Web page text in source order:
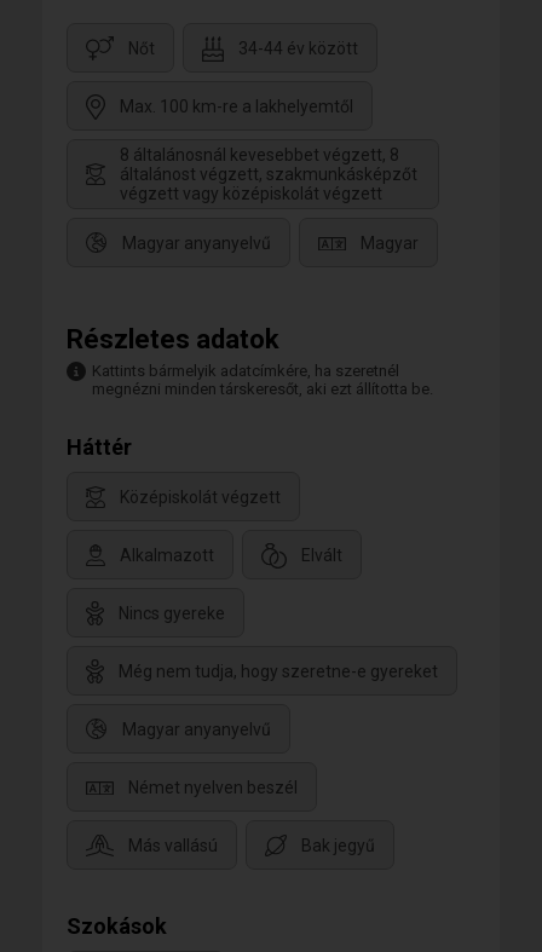
Nőt 34-44 év között
Max. 100 km-re a lakhelyemtől
8 általánosnál kevesebbet végzett, 8
általánost végzett, szakmunkásképzőt
végzett vagy középiskolát végzett
Magyar anyanyelvű Magyar
Részletes adatok
Kattints bármelyik adatcímkére, ha szeretnél
megnézni minden társkeresőt, aki ezt állította be.
Háttér
Középiskolát végzett
Alkalmazott Elvált
Nincs gyereke
Még nem tudja, hogy szeretne-e gyereket
Magyar anyanyelvű
Német nyelven beszél
Más vallású Bak jegyű
Szokások